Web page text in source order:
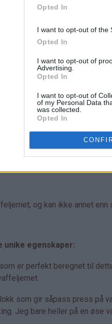
Opted In
I want to opt-out of the
Opted In
I want to opt-out of
Advertising.
Opted In
I want to opt-out of
of my Personal Data
was collected.
Opted In
og kan ikke annet enn
egenskaper:
er perfekt beregnet til
som gir såpass press på
Jeg bare heller på en øse